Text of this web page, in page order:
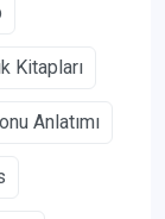
Kitapları
Anlatımı